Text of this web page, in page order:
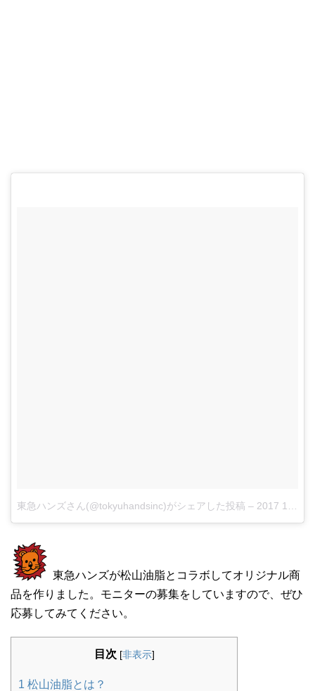
東急ハンズさん(@tokyuhandsinc)がシェアした投稿 – 2017 10月 31 11:29午後 PDT
東急ハンズが松山油脂とコラボしてオリジナル商
品を作りました。モニターの募集をしていますので、ぜひ
応募してみてください。
目次 [非表示]
1 松山油脂とは？